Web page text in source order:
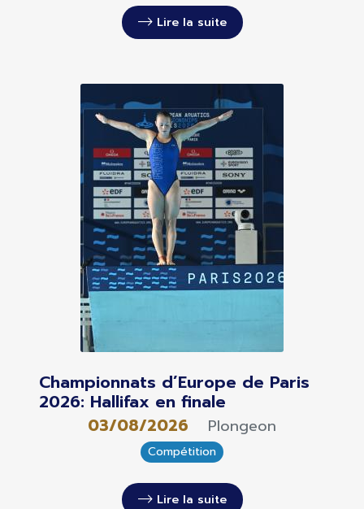
Lire la suite
Championnats d’Europe de Paris
2026: Hallifax en finale
03/08/2026 Plongeon
Compétition
Lire la suite